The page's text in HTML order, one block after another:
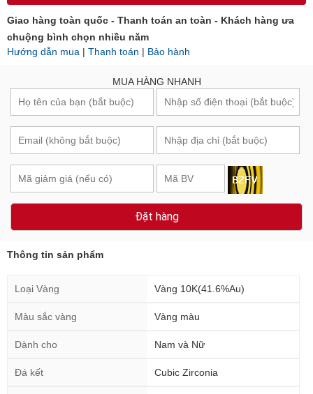
Giao hàng toàn quốc - Thanh toán an toàn - Khách hàng ưa
chuộng bình chọn nhiều năm
Hướng dẫn mua | Thanh toán | Bảo hành
MUA HÀNG NHANH
Đặt hàng
Thông tin sản phẩm
Loại Vàng Vàng 10K(41.6%Au)
Màu sắc vàng Vàng màu
Dành cho Nam và Nữ
Đá kết Cubic Zirconia